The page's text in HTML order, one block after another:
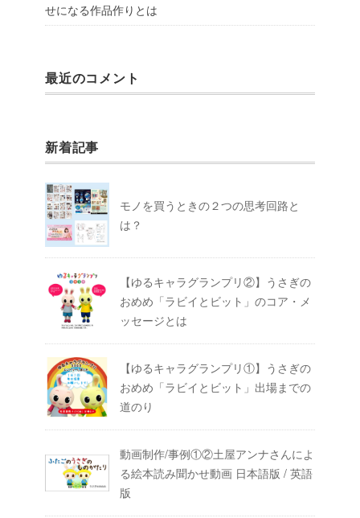
せになる作品作りとは
最近のコメント
新着記事
モノを買うときの２つの思考回路と
は？
【ゆるキャラグランプリ②】うさぎの
おめめ「ラビイとビット」のコア・メ
ッセージとは
【ゆるキャラグランプリ①】うさぎの
おめめ「ラビイとビット」出場までの
道のり
動画制作/事例①②土屋アンナさんによ
る絵本読み聞かせ動画 日本語版 / 英語
版